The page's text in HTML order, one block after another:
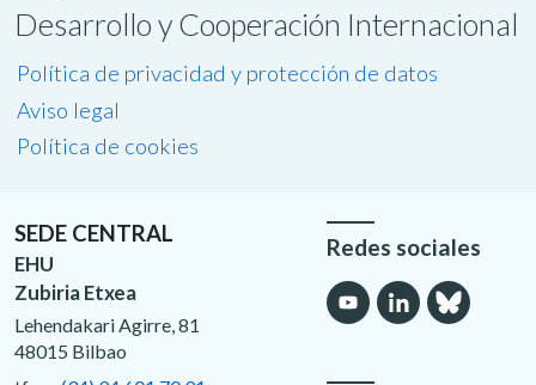
Desarrollo y Cooperación Internacional
Política de privacidad y protección de datos
Aviso legal
Política de cookies
SEDE CENTRAL
EHU
Zubiria Etxea
Lehendakari Agirre, 81
48015 Bilbao
Redes sociales